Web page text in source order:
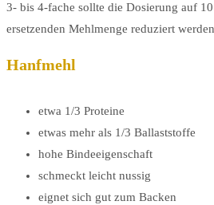
3- bis 4-fache sollte die Dosierung auf
ersetzenden Mehlmenge reduziert
Hanfmehl
etwa 1/3 Proteine
etwas mehr als 1/3 Ballaststoffe
hohe Bindeeigenschaft
schmeckt leicht nussig
eignet sich gut zum Backen